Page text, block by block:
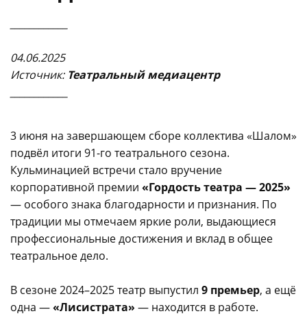
04.06.2025
Источник: Театральный медиацентр
3 июня на завершающем сборе коллектива «Шалом»
подвёл итоги 91-го театрального сезона.
Кульминацией встречи стало вручение
корпоративной премии «Гордость театра — 2025»
— особого знака благодарности и признания. По
традиции мы отмечаем яркие роли, выдающиеся
профессиональные достижения и вклад в общее
театральное дело.
В сезоне 2024–2025 театр выпустил 9 премьер, а ещё
одна —«Лисистрата» — находится в работе.